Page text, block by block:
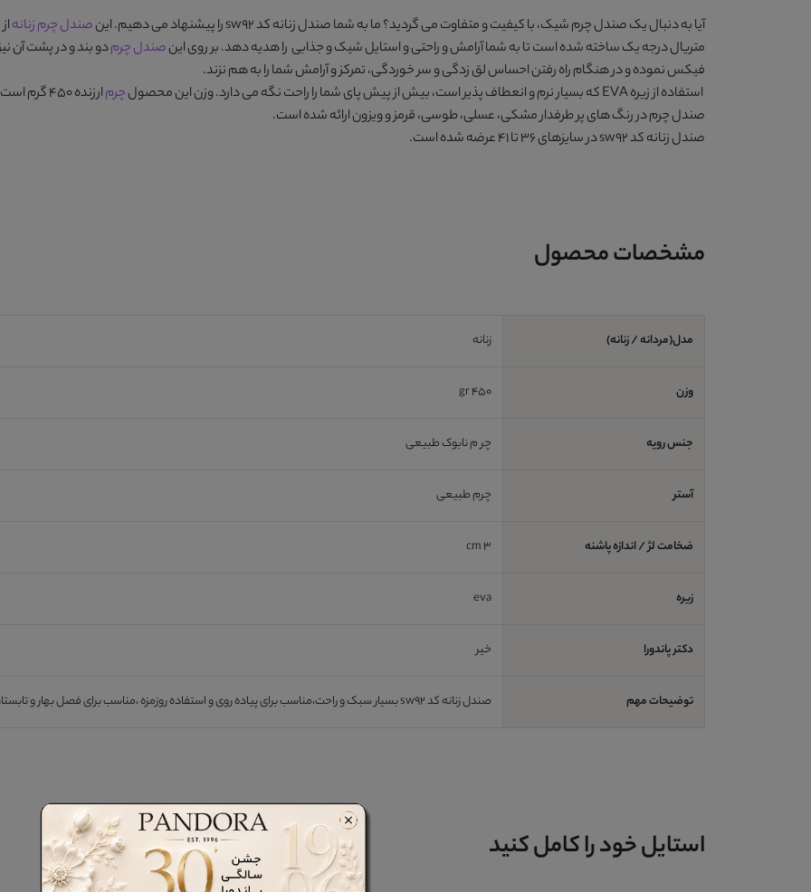
آیا به دنبال یک صندل چرم شیک، با کیفیت و متفاوت می گردید؟ ما به شماصندل زنانه کد sw92 را پیشنهاد می دهیم. اینصندل چرم زنانه
متریال درجه یک ساخته شده است تا به شما آرامش و راحتی و استایل شیک و جذابی را هدیه دهد. بر روی اینصندل چرمدو بند و در پشت آن
فیکس نموده و در هنگام راه رفتن احساس لق زدگی و سر خوردگی، تمرکز و آرامش شما را به هم نزند.
استفاده از زیره EVA که بسیار نرم و انعطاف پذیر است، بیش از پیش پای شما را راحت نگه می دارد. وزن این محصول
چرم
صندل چرم در رنگ های پر طرفدارمشکی، عسلی، طوسی، قرمز و ویزونارائه شده است.
صندل زنانه کد sw92
در سایزهای 36 تا 41 عرضه شده است.
مشخصات محصول
مدل(مردانه / زنانه) زنانه
وزن 450 gr
جنس رویه چر م نابوک طبیعی
آستر چرم طبیعی
ضخامت لژ / اندازه پاشنه 3 cm
زیره eva
دکتر پاندورا خیر
توضیحات مهم صندل زنانه کد sw92 بسیار سبک و راحت،مناسب برای پیاده روی و استفاده روزمزه ،مناسب برای فصل بهار و تابستان
استایل خود را کامل کنید